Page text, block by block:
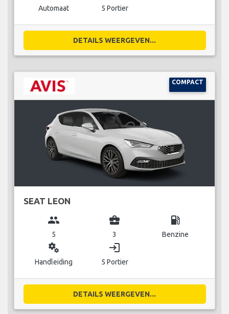
Automaat 5 Portier
DETAILS WEERGEVEN...
COMPACT
SEAT LEON
group
5
business_center
3
local_gas_station
Benzine
miscellaneous_services
Handleiding
login
5 Portier
DETAILS WEERGEVEN...